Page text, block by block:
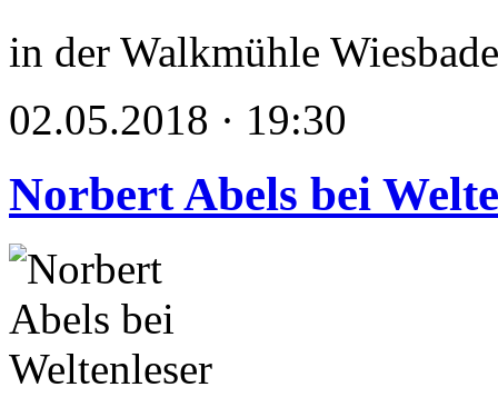
in der Walkmühle
02.05.2018 · 19:30
Norbert Abels bei